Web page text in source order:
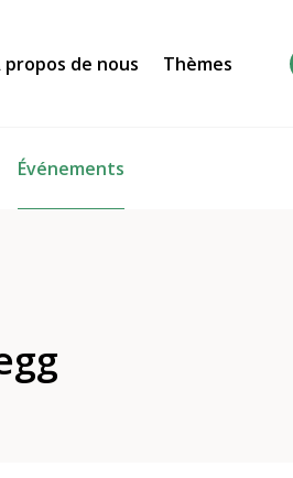
Événements
propos de nous Thèmes